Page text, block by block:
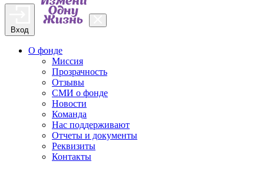
Вход
О фонде
Миссия
Прозрачность
Отзывы
СМИ о фонде
Новости
Команда
Нас поддерживают
Отчеты и документы
Реквизиты
Контакты